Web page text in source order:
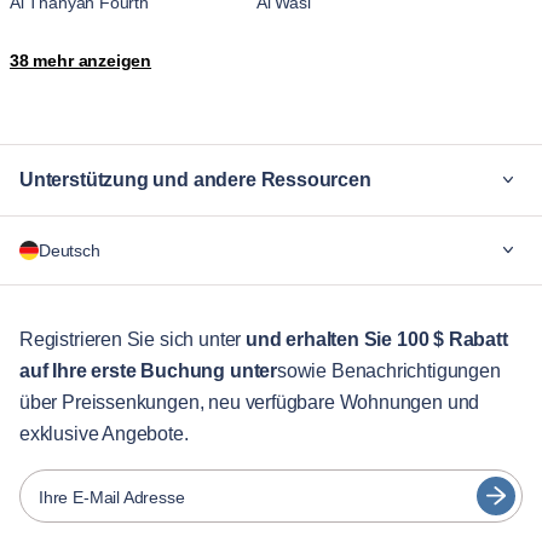
Bluewaters Island
Dubai Silicon Oasis
Dubai South Residential District
Jumeira First
Jumeirah Golf Estates
Jumeirah Village
Madinat Hind 4
Marsa Dubai
Me'aisem First
Mirdif
Motor City
Nad Al Sheba
The Palm Jumeirah
Umm Suqeim
Umm Suqeim Third
Wadi Al Safa 2
Wadi Al Safa 5
Wadi Al Safa 7
38 mehr anzeigen
Unterstützung und andere Ressourcen
Für Unternehmen
Gästebetreuung
Stadt-Guide
Partner
Vermieter von Möbeln
Vermieter
Deutsch
English
Português
Español
Français
Registrieren Sie sich unter und erhalten Sie 100 $ Rabatt
auf Ihre erste Buchung untersowie Benachrichtigungen
über Preissenkungen, neu verfügbare Wohnungen und
exklusive Angebote.
Ihre E-Mail Adresse